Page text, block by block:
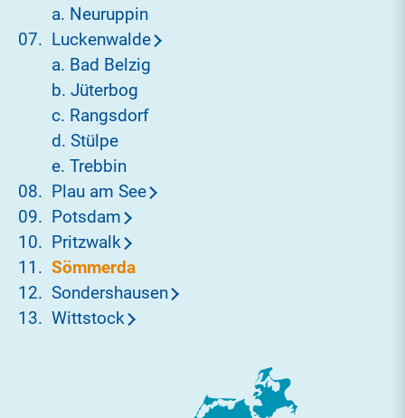
a. Neuruppin
Luckenwalde
a. Bad Belzig
b. Jüterbog
c. Rangsdorf
d. Stülpe
e. Trebbin
Plau am See
Potsdam
Pritzwalk
Sömmerda
Sondershausen
Wittstock